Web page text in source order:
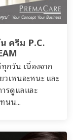
ครีม P.C.
กวัน เนื่องจาก
วเหนอะหนะ และ
รดูแลและ
นน...